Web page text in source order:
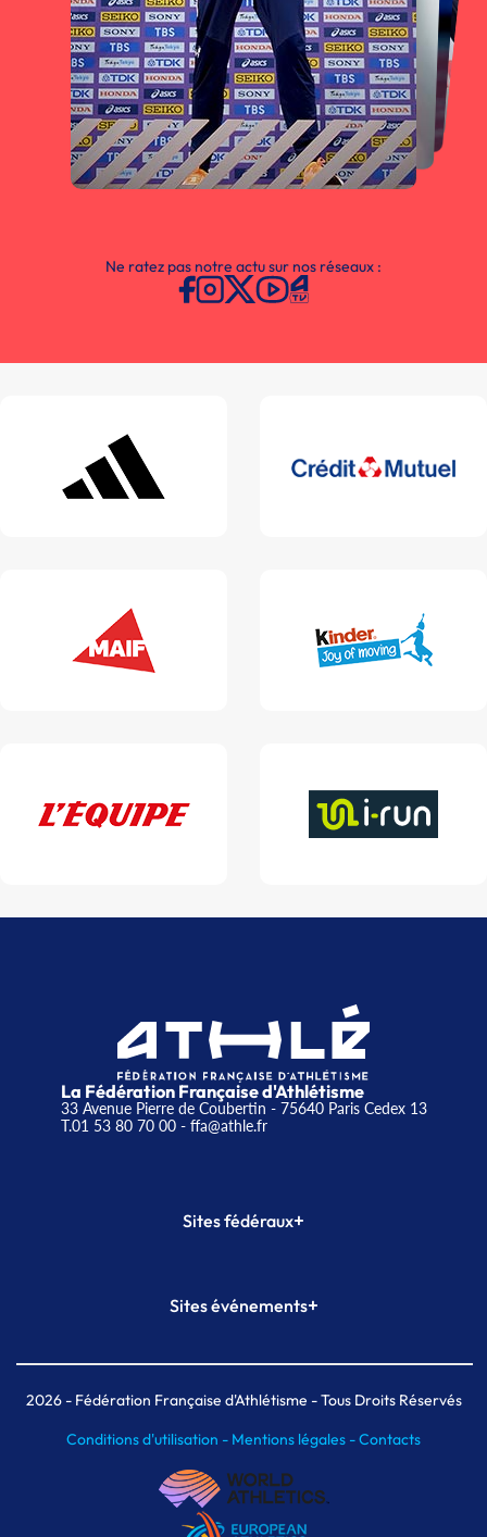
Ne ratez pas notre actu sur nos réseaux :
La Fédération Française d'Athlétisme
33 Avenue Pierre de Coubertin - 75640 Paris Cedex 13
T.01 53 80 70 00- ffa@athle.fr
Sites fédéraux+
Plateforme Formation
Sites événements+
Meeting de Paris indoor
MAIF Ekiden de Paris
2026- Fédération Française d'Athlétisme - Tous Droits Réservés
Conditions d'utilisation - Mentions légales -Contacts